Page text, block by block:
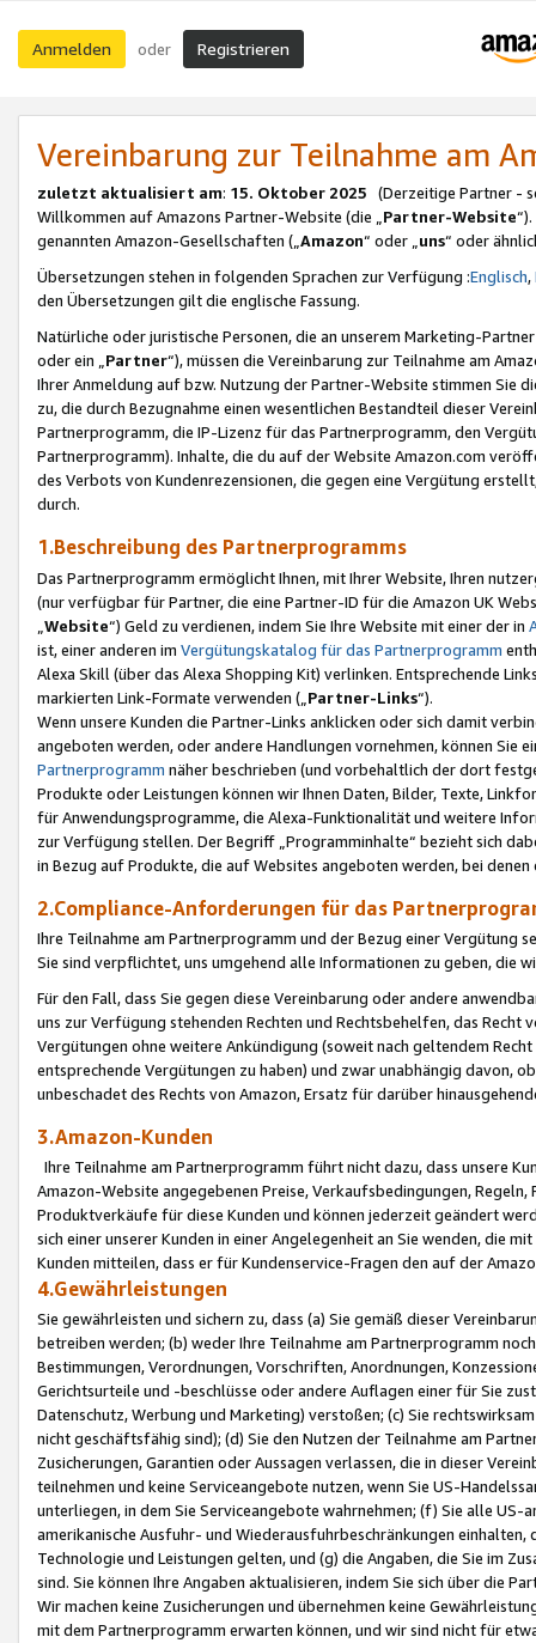
Anmelden oder Registrieren
Vereinbarung zur Teilnahme am
zuletzt aktualisiert am: 15. Oktober 2025 (Derzeitige Partner -
Willkommen auf Amazons Partner-Website (die „Partner-Website
genannten Amazon-Gesellschaften („Amazon“ oder „uns“ oder
Übersetzungen stehen in folgenden Sprachen zur Verfügung :Englisch,
den Übersetzungen gilt die englische Fassung.
Natürliche oder juristische Personen, die an unserem Marketing-
oder ein „Partner“), müssen die Vereinbarung zur Teilnahme am
Ihrer Anmeldung auf bzw. Nutzung der Partner-Website stimmen Sie
zu, die durch Bezugnahme einen wesentlichen Bestandteil dieser
Partnerprogramm, die IP-Lizenz für das Partnerprogramm, den
Partnerprogramm). Inhalte, die du auf der Website Amazon.com
des Verbots von Kundenrezensionen, die gegen eine Vergütung
durch.
1.Beschreibung des Partnerprogramms
Das Partnerprogramm ermöglicht Ihnen, mit Ihrer Website, Ihren
(nur verfügbar für Partner, die eine Partner-ID für die Amazon UK
Website“) Geld zu verdienen, indem Sie Ihre Website mit einer der in
ist, einer anderen im Vergütungskatalog für das Partnerprogramm
Alexa Skill (über das Alexa Shopping Kit) verlinken. Entsprechende
markierten Link-Formate verwenden („ Partner-Links“).
Wenn unsere Kunden die Partner-Links anklicken oder sich damit
angeboten werden, oder andere Handlungen vornehmen, können Sie
Partnerprogramm näher beschrieben (und vorbehaltlich der dort
Produkte oder Leistungen können wir Ihnen Daten, Bilder, Texte,
für Anwendungsprogramme, die Alexa-Funktionalität und weitere
zur Verfügung stellen. Der Begriff „Programminhalte“ bezieht sich
in Bezug auf Produkte, die auf Websites angeboten werden, bei
2.Compliance-Anforderungen für das
Ihre Teilnahme am Partnerprogramm und der Bezug einer Vergütung
Sie sind verpflichtet, uns umgehend alle Informationen zu geben, die
Für den Fall, dass Sie gegen diese Vereinbarung oder andere
uns zur Verfügung stehenden Rechten und Rechtsbehelfen, das
Vergütungen ohne weitere Ankündigung (soweit nach geltendem
entsprechende Vergütungen zu haben) und zwar unabhängig davon,
unbeschadet des Rechts von Amazon, Ersatz für darüber
3.Amazon-Kunden
Ihre Teilnahme am Partnerprogramm führt nicht dazu, dass unsere
Amazon-Website angegebenen Preise, Verkaufsbedingungen,
Produktverkäufe für diese Kunden und können jederzeit geändert
sich einer unserer Kunden in einer Angelegenheit an Sie wenden, die
Kunden mitteilen, dass er für Kundenservice-Fragen den auf der
4.Gewährleistungen
Sie gewährleisten und sichern zu, dass (a) Sie gemäß dieser
betreiben werden; (b) weder Ihre Teilnahme am Partnerprogramm
Bestimmungen, Verordnungen, Vorschriften, Anordnungen,
Gerichtsurteile und -beschlüsse oder andere Auflagen einer für Sie
Datenschutz, Werbung und Marketing) verstoßen; (c) Sie
nicht geschäftsfähig sind); (d) Sie den Nutzen der Teilnahme am
Zusicherungen, Garantien oder Aussagen verlassen, die in dieser
teilnehmen und keine Serviceangebote nutzen, wenn Sie US-
unterliegen, in dem Sie Serviceangebote wahrnehmen; (f) Sie alle
amerikanische Ausfuhr- und Wiederausfuhrbeschränkungen
Technologie und Leistungen gelten, und (g) die Angaben, die Sie im
sind. Sie können Ihre Angaben aktualisieren, indem Sie sich über die
Wir machen keine Zusicherungen und übernehmen keine
mit dem Partnerprogramm erwarten können, und wir sind nicht für